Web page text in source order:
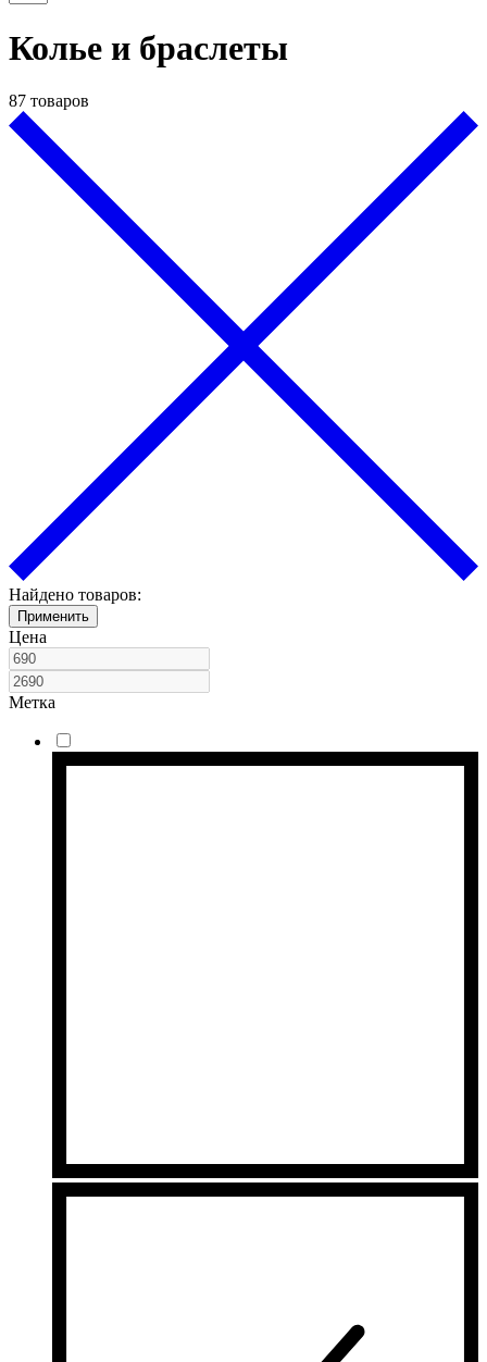
Колье и браслеты
87 товаров
Найдено товаров:
Применить
Цена
Метка